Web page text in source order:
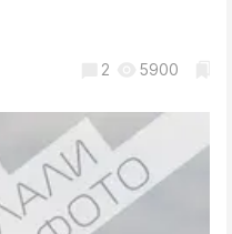
2 5900